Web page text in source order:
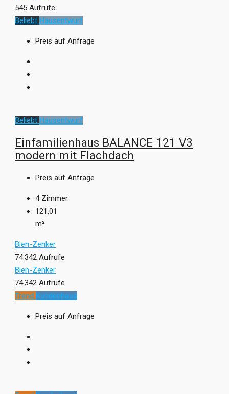
545 Aufrufe
Beliebt Hausentwurf
Preis auf Anfrage
Beliebt Hausentwurf
Einfamilienhaus BALANCE 121 V3
modern mit Flachdach
Preis auf Anfrage
4 Zimmer
121,01
m²
Bien-Zenker
74.342 Aufrufe
Bien-Zenker
74.342 Aufrufe
Trend Kundenhaus
Preis auf Anfrage